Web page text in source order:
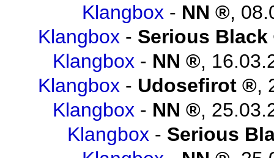
Klangbox - NN ,
Klangbox - Serious Black
Klangbox - NN ,
Klangbox - Udosefirot ,
Klangbox - NN ,
Klangbox - Serious